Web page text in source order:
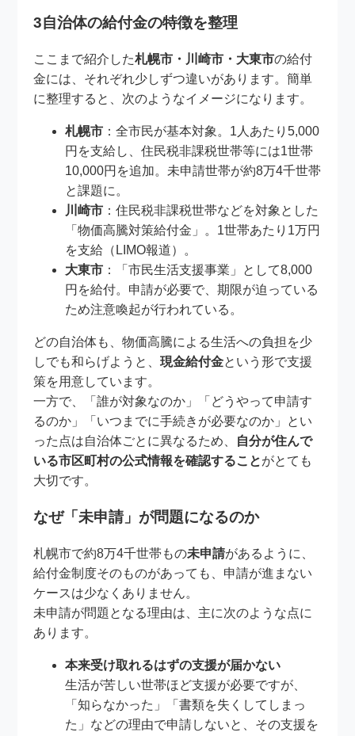
3自治体の給付金の特徴を整理
ここまで紹介した札幌市・川崎市・大東市の給付
金には、それぞれ少しずつ違いがあります。簡単
に整理すると、次のようなイメージになります。
札幌市 ：全市民が基本対象。1人あたり5,000
円を支給し、住民税非課税世帯等には1世帯
10,000円を追加。未申請世帯が約8万4千世帯
と課題に。
川崎市 ：住民税非課税世帯などを対象とした
「物価高騰対策給付金」。1世帯あたり1万円
を支給（LIMO報道）。
大東市 ：「市民生活支援事業」として8,000
円を給付。申請が必要で、期限が迫っている
ため注意喚起が行われている。
どの自治体も、物価高騰による生活への負担を少
しでも和らげようと、現金給付金という形で支援
策を用意しています。
一方で、「誰が対象なのか」「どうやって申請す
るのか」「いつまでに手続きが必要なのか」とい
った点は自治体ごとに異なるため、 自分が住んで
いる市区町村の公式情報を確認することがとても
大切です。
なぜ「未申請」が問題になるのか
札幌市で約8万4千世帯もの未申請があるように、
給付金制度そのものがあっても、申請が進まない
ケースは少なくありません。
未申請が問題となる理由は、主に次のような点に
あります。
本来受け取れるはずの支援が届かない
生活が苦しい世帯ほど支援が必要ですが、
「知らなかった」「書類を失くしてしまっ
た」などの理由で申請しないと、その支援を